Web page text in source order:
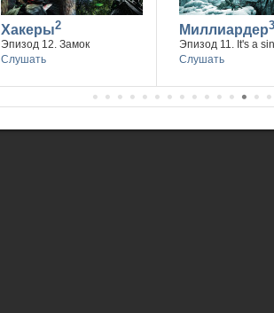
Хакеры2
Эпизод 12. Замок
Слушать
Миллиардер3
Эпизод 11. It's a sin
Слушать